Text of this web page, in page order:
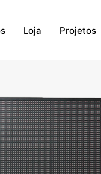
Loja Projetos